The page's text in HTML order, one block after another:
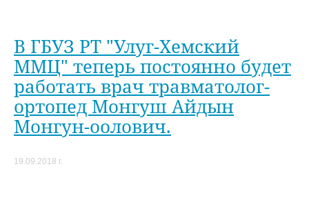
В ГБУЗ РТ "Улуг-Хемский
ММЦ" теперь постоянно будет
работать врач травматолог-
ортопед Монгуш Айдын
Монгун-оолович.
19.09.2018 г.